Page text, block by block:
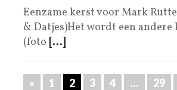
Eenzame kerst voor Mark
& Datjes)Het wordt een
(foto [...]
« 1 2 3 4 … 29